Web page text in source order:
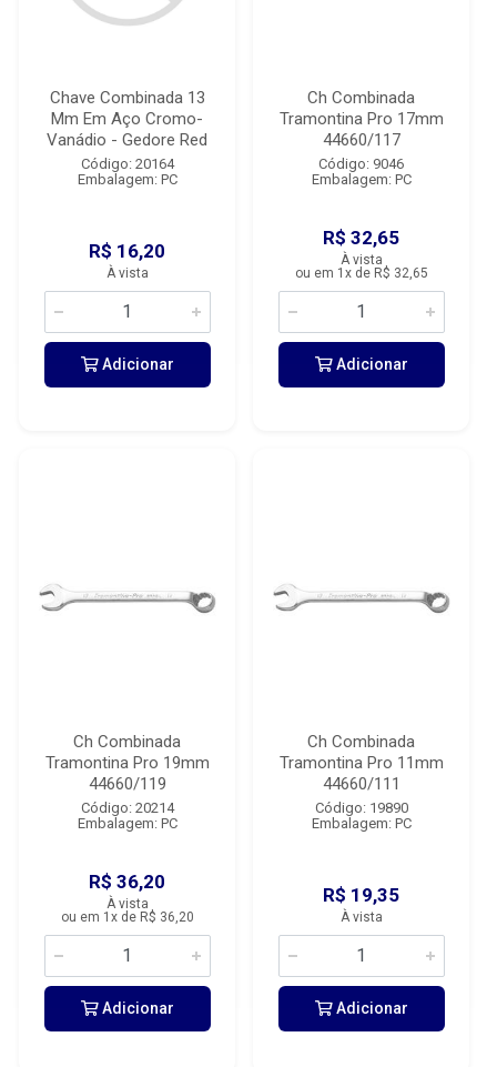
Chave Combinada 13
Mm Em Aço Cromo-
Vanádio - Gedore Red
Código: 20164
Embalagem: PC
R$ 16,20
À vista
Adicionar
Ch Combinada
Tramontina Pro 17mm
44660/117
Código: 9046
Embalagem: PC
R$ 32,65
À vista
ou em 1x de R$ 32,65
Adicionar
Ch Combinada
Tramontina Pro 19mm
44660/119
Código: 20214
Embalagem: PC
R$ 36,20
À vista
ou em 1x de R$ 36,20
Adicionar
Ch Combinada
Tramontina Pro 11mm
44660/111
Código: 19890
Embalagem: PC
R$ 19,35
À vista
Adicionar